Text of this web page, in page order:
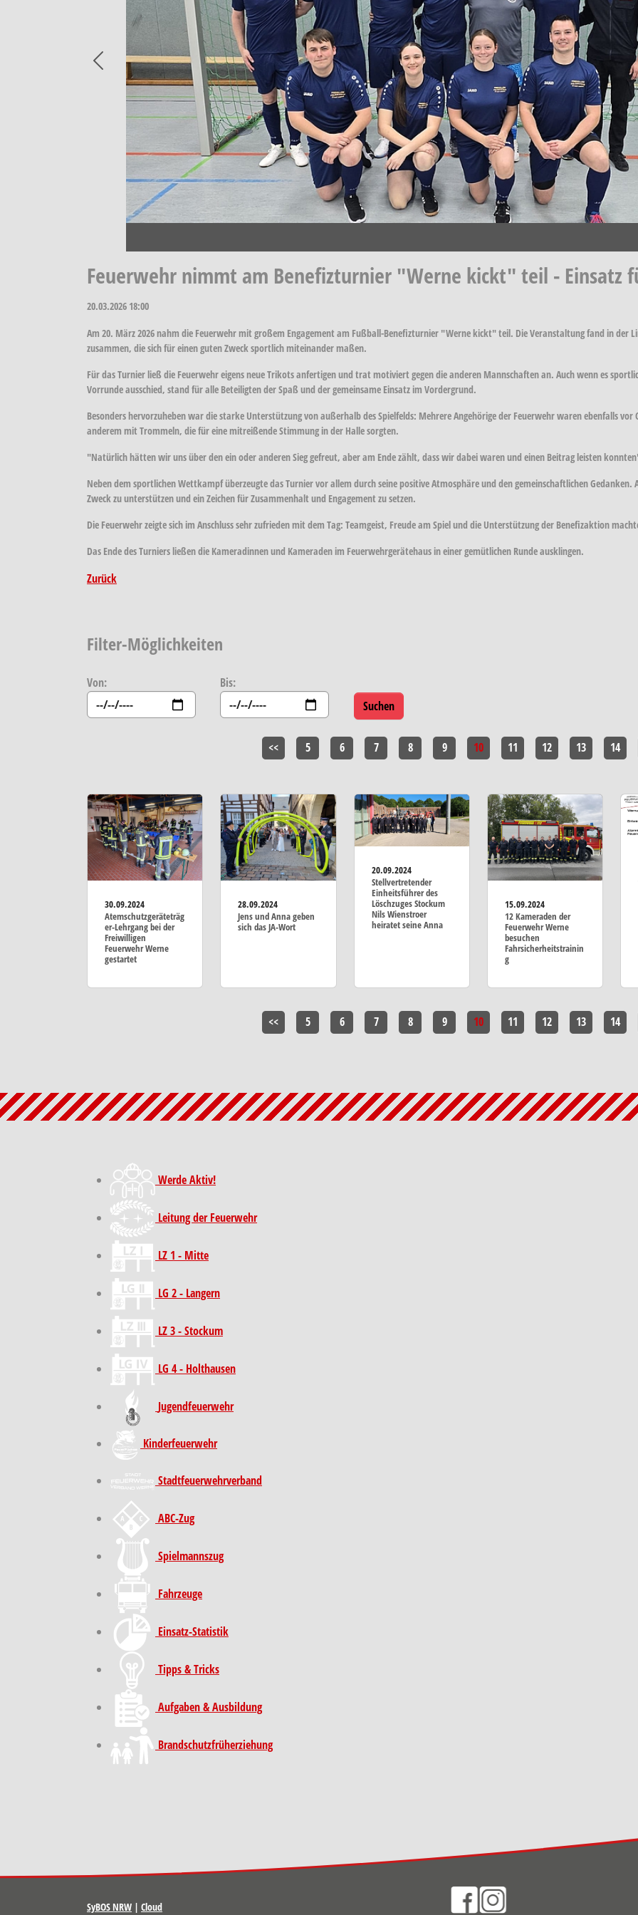
Previous
Feuerwehr nimmt am Benefizturnier "Werne kickt" teil - Einsatz
20.03.2026 18:00
Am 20. März 2026 nahm die Feuerwehr mit großem Engagement am Fußball-Benefizturnier "Werne kickt" teil. Die Veranstaltung fand in der
zusammen, die sich für einen guten Zweck sportlich miteinander maßen.
Für das Turnier ließ die Feuerwehr eigens neue Trikots anfertigen und trat motiviert gegen die anderen Mannschaften an. Auch wenn es
Vorrunde ausschied, stand für alle Beteiligten der Spaß und der gemeinsame Einsatz im Vordergrund.
Besonders hervorzuheben war die starke Unterstützung von außerhalb des Spielfelds: Mehrere Angehörige der Feuerwehr waren ebenfalls
anderem mit Trommeln, die für eine mitreißende Stimmung in der Halle sorgten.
"Natürlich hätten wir uns über den ein oder anderen Sieg gefreut, aber am Ende zählt, dass wir dabei waren und einen Beitrag leisten
Neben dem sportlichen Wettkampf überzeugte das Turnier vor allem durch seine positive Atmosphäre und den gemeinschaftlichen Gedanken.
Zweck zu unterstützen und ein Zeichen für Zusammenhalt und Engagement zu setzen.
Die Feuerwehr zeigte sich im Anschluss sehr zufrieden mit dem Tag: Teamgeist, Freude am Spiel und die Unterstützung der Benefizaktion
Das Ende des Turniers ließen die Kameradinnen und Kameraden im Feuerwehrgerätehaus in einer gemütlichen Runde ausklingen.
Zurück
Filter-Möglichkeiten
Von: Bis:
<< 5 6 7 8 9 10 11 12 13 14
30.09.2024
Atemschutzgeräteträg
er-Lehrgang bei der
Freiwilligen
Feuerwehr Werne
gestartet
28.09.2024
Jens und Anna geben
sich das JA-Wort
20.09.2024
Stellvertretender
Einheitsführer des
Löschzuges Stockum
Nils Wienstroer
heiratet seine Anna
15.09.2024
12 Kameraden der
Feuerwehr Werne
besuchen
Fahrsicherheitstrainin
g
<< 5 6 7 8 9 10 11 12 13 14
Werde Aktiv!
Leitung der Feuerwehr
LZ 1 - Mitte
LG 2 - Langern
LZ 3 - Stockum
LG 4 - Holthausen
Jugendfeuerwehr
Kinder­feuer­wehr
Stadt­feuer­wehr­verband
ABC-Zug
Spielmannszug
Fahrzeuge
Einsatz-Statistik
Tipps & Tricks
Aufgaben & Ausbildung
Brand­schutz­früh­erziehung
SyBOS NRW | Cloud